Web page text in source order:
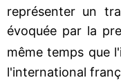
représenter un
évoquée par la
même temps que
l'international